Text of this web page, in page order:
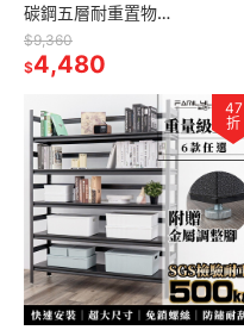
碳鋼五層耐重置物
架-50*150*183(FL-285) 免螺
絲 角鋼架 展示架 層架 廚
$9,360
$4,480
47
折